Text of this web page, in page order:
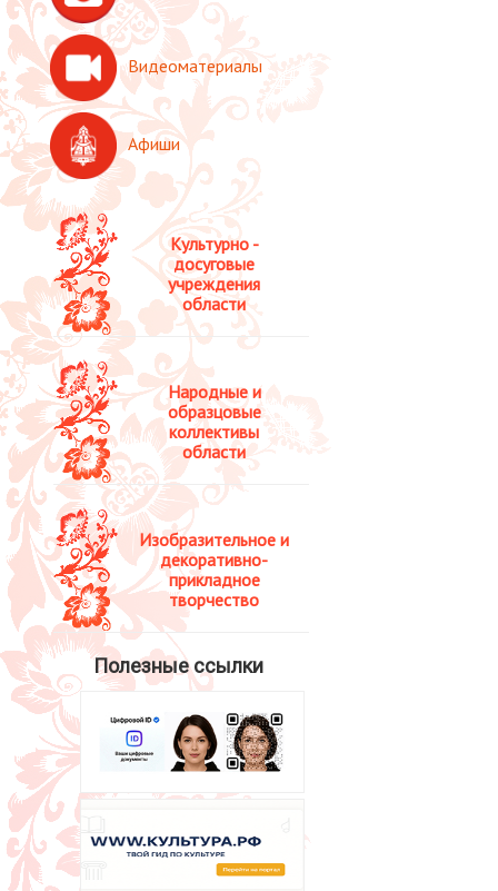
Культурно -
досуговые
учреждения
области
Народные и
образцовые
коллективы
области
Изобразительное и
декоративно-
прикладное
творчество
Полезные ссылки
Видеоматериалы
Афиши